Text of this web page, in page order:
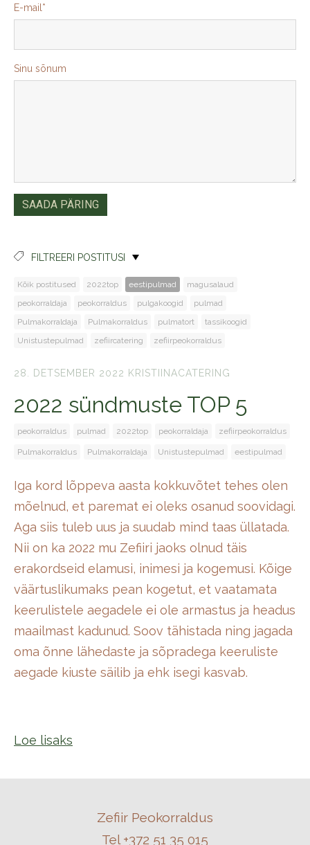
E-mail
Sinu sõnum
FILTREERI POSTITUSI
Kõik postitused 2022top eestipulmad
magusalaud
peokorraldaja
peokorraldus pulgakoogid
pulmad
Pulmakorraldaja
Pulmakorraldus pulmatort
tassikoogid
Unistustepulmad
zefiircatering zefiirpeokorraldus
28. DETSEMBER 2022 KRISTIINACATERING
2022 sündmuste TOP 5
peokorraldus pulmad 2022top peokorraldaja zefiirpeokorraldus
Pulmakorraldus Pulmakorraldaja Unistustepulmad eestipulmad
Iga kord lõppeva aasta kokkuvõtet tehes olen
mõelnud, et paremat ei oleks osanud soovidagi.
Aga siis tuleb uus ja suudab mind taas üllatada.
Nii on ka 2022 mu Zefiiri jaoks olnud täis
erakordseid elamusi, inimesi ja kogemusi. Kõige
väärtuslikumaks pean kogetut, et vaatamata
keerulistele aegadele ei ole armastus ja headus
maailmast kadunud. Soov tähistada ning jagada
oma õnne lähedaste ja sõpradega keeruliste
aegade kiuste säilib ja ehk isegi kasvab.
Loe lisaks
Zefiir Peokorraldus
Tel +372 51 35 015